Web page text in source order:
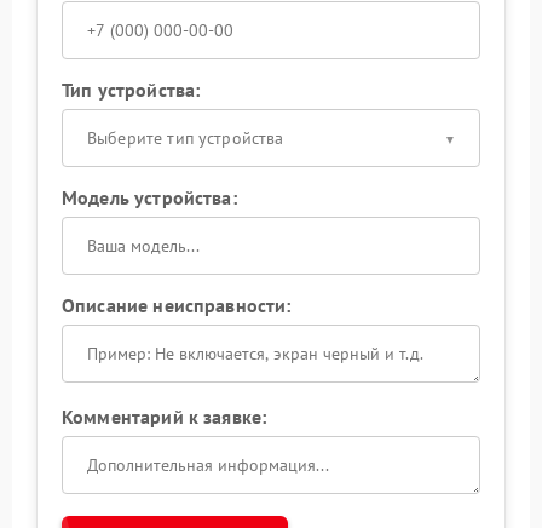
Тип устройства:
Выберите тип устройства
Модель устройства:
Описание неисправности:
Комментарий к заявке: